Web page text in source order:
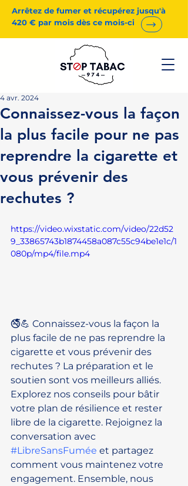
Arrêtez de fumer et récupérez jusqu'à
420 € par mois dès ce mois-ci
Connaissez-vous la façon
la plus facile pour ne pas
reprendre la cigarette et
vous prévenir des
rechutes ?
4 avr. 2024
https://video.wixstatic.com/video/22d52
9_33865743b1874458a087c55c94be1e1c/1
080p/mp4/file.mp4
🚭💪 Connaissez-vous la façon la
plus facile de ne pas reprendre la
cigarette et vous prévenir des
rechutes ? La préparation et le
soutien sont vos meilleurs alliés.
Explorez nos conseils pour bâtir
votre plan de résilience et rester
libre de la cigarette. Rejoignez la
conversation avec
#LibreSansFumée et partagez
comment vous maintenez votre
engagement. Ensemble, nous